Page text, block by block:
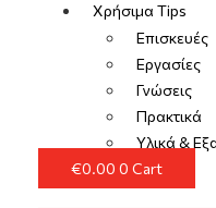
Χρήσιμα Tips
Επισκευές
Εργασίες
Γνώσεις
Πρακτικά
Υλικά &
€0.00 0 Cart